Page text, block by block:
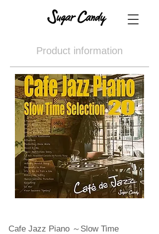
Product information
Cafe Jazz Piano ～Slow Time